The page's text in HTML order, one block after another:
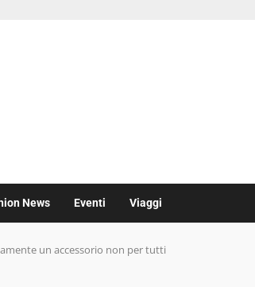
News Eventi Viaggi
un accessorio non per tutti